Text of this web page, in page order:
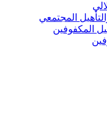
المجتمعي
المكفوفين